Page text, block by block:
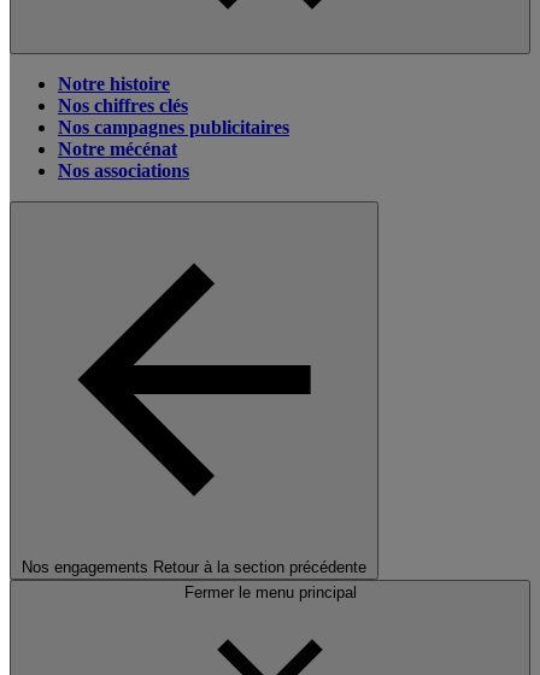
Notre histoire
Nos chiffres clés
Nos campagnes publicitaires
Notre mécénat
Nos associations
Nos engagements Retour à la section précédente
Fermer le menu principal